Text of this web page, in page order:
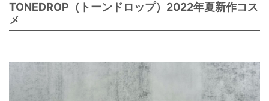
TONEDROP（トーンドロップ）2022年夏新作コス
メ